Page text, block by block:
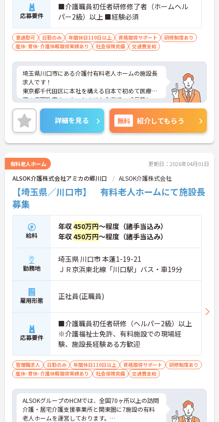
応募要件
■介護職員初任者研修修了者（ホームヘル
パー2級）以上 ■経験必須
車通勤可 日勤のみ 年間休日110日以上 資格取得サポート
研修制度あり
産休･育休･介護休暇取得実績あり
社会保険完備 交通費支給
埼玉県川口市にある介護付有料老人ホームの施設長
求人です！
東京都千代田区に本社を構える日本で初めて医療事
務の専門教育をスタートさせた企業で、成長著し
く、経営基盤も安定しております。
ご興味ある方には、面接対策ポイントなど、詳細を
お話しいたしますのでお気軽にご相談ください。
詳細を見る 無料 紹介してもらう
有料老人ホーム 更新日：2026年04月01日
ALSOK介護株式会社アミカの郷川口 ALSOK介護株式会社
【埼玉県／川口市】 有料老人ホームにて施設長
募集
給料
年収450万円～程度（諸手当込み）
年収450万円～程度（諸手当込み）
勤務地
埼玉県 川口市 本蓮1-19-21
ＪＲ京浜東北線「川口駅」バス・車19分
雇用形態 正社員(正職員)
応募要件
■介護職員初任者研修（ヘルパー2級）以上
※介護福祉士免許、有料施設での現場経
験、施設長経験ある方歓迎
管理職求人 日勤のみ 年間休日110日以上 資格取得サポート
研修制度あり
産休･育休･介護休暇取得実績あり
社会保険完備 交通費支給
ALSOKグループのHCMでは、全国70ヶ所以上の訪問
介護・居宅介護支援事業所と関東圏に7施設の有料
老人ホームを運営しております。